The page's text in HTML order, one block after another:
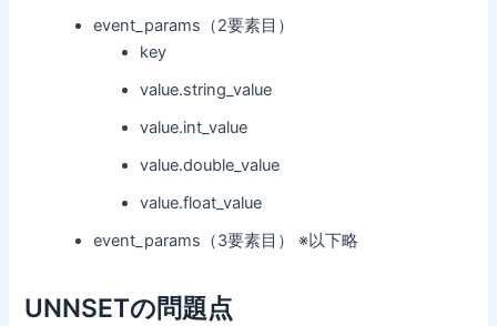
event_params（2要素目）
key
value.string_value
value.int_value
value.double_value
value.float_value
event_params（3要素目） ※以下略
UNNSETの問題点